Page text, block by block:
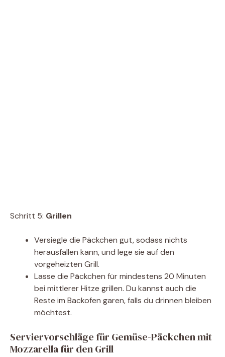
Schritt 5: Grillen
Versiegle die Päckchen gut, sodass nichts
herausfallen kann, und lege sie auf den
vorgeheizten Grill.
Lasse die Päckchen für mindestens 20 Minuten
bei mittlerer Hitze grillen. Du kannst auch die
Reste im Backofen garen, falls du drinnen bleiben
möchtest.
Serviervorschläge für Gemüse-Päckchen mit
Mozzarella für den Grill